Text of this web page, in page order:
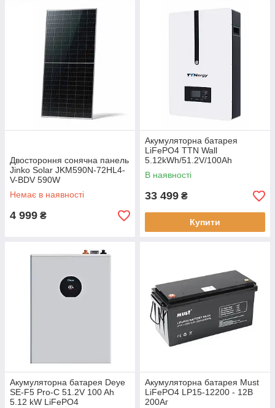
Двостороння сонячна панель
Jinko Solar JKM590N-72HL4-
V-BDV 590W
Немає в наявності
4 999 ₴
Акумуляторна батарея
LiFePO4 TTN Wall
5.12kWh/51.2V/100Ah
В наявності
33 499 ₴
Купити
Акумуляторна батарея Deye
SE-F5 Pro-C 51.2V 100 Ah
5.12 kW LiFePO4
Акумуляторна батарея Must
LiFePO4 LP15-12200 - 12В
200Aг